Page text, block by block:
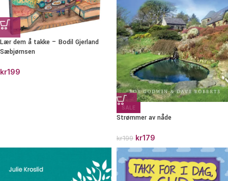
Lær dem å takke – Bodil Gjerland
Sæbjørnsen
kr199
SALE
Strømmer av nåde
kr199 kr179